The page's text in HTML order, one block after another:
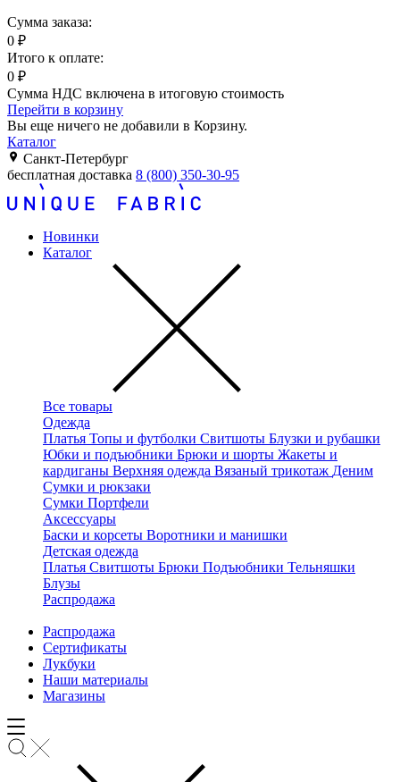
Сумма заказа:
0 ₽
Итого к оплате:
0 ₽
Сумма НДС включена в итоговую стоимость
Перейти в корзину
Вы еще ничего не добавили в Корзину.
Каталог
Санкт-Петербург
бесплатная доставка 8 (800) 350-30-95
Новинки
Каталог
Все товары
Одежда
Платья Топы и футболки Свитшоты Блузки и рубашки
Юбки и подъюбники Брюки и шорты Жакеты и
кардиганы Верхняя одежда Вязаный трикотаж Деним
Сумки и рюкзаки
Сумки Портфели
Аксессуары
Баски и корсеты Воротники и манишки
Детская одежда
Платья Свитшоты Брюки Подъюбники Тельняшки
Блузы
Распродажа
Распродажа
Сертификаты
Лукбуки
Наши материалы
Магазины